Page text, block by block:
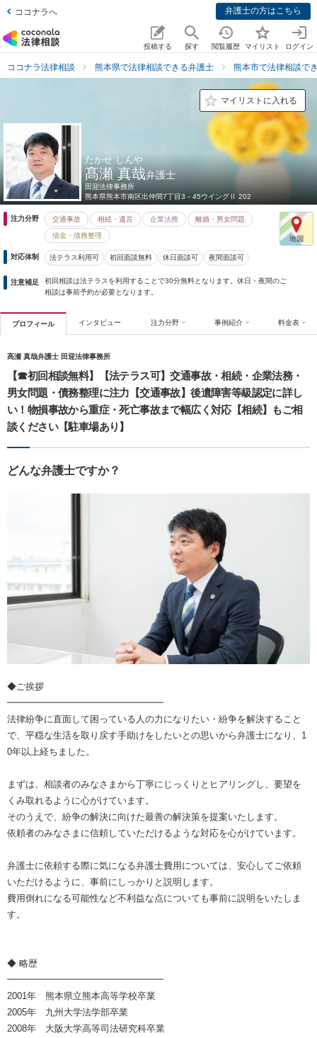
ココナラへ 弁護士の方はこちら
投稿する 探す 閲覧履歴 マイリスト ログイン
ココナラ法律相談 熊本県で法律相談できる弁護士 熊本市で法律相談で
マイリストに入れる
たかせ しんや
髙瀬 真哉弁護士
田迎法律事務所
熊本県熊本市南区出仲間7丁目3－45ウイングⅡ 202
注力分野 交通事故 相続・遺言 企業法務 離婚・男女問題
借金・債務整理
対応体制 法テラス利用可 初回面談無料 休日面談可 夜間面談可
注意補足
初回相談は法テラスを利用することで30分無料となります。休日・夜間のご
相談は事前予約が必要となります。
プロフィール インタビュー 注力分野 事例紹介 料金表
髙瀬 真哉弁護士 田迎法律事務所
【☎︎初回相談無料】【法テラス可】交通事故・相続・企業法務・
男女問題・債務整理に注力【交通事故】後遺障害等級認定に詳し
い！物損事故から重症・死亡事故まで幅広く対応【相続】もご相
談ください【駐車場あり】
どんな弁護士ですか？
◆ご挨拶
━━━━━━━━━━━━━━━━━
法律紛争に直面して困っている人の力になりたい・紛争を解決すること
で、平穏な生活を取り戻す手助けをしたいとの思いから弁護士になり、1
0年以上経ちました。
まずは、相談者のみなさまから丁寧にじっくりとヒアリングし、要望を
くみ取れるように心がけています。
そのうえで、紛争の解決に向けた最善の解決策を提案いたします。
依頼者のみなさまに信頼していただけるような対応を心がけています。
弁護士に依頼する際に気になる弁護士費用については、安心してご依頼
いただけるように、事前にしっかりと説明します。
費用倒れになる可能性など不利益な点についても事前に説明をいたしま
す。
◆ 略歴
━━━━━━━━━━━━━━━━━
2001年 熊本県立熊本高等学校卒業
2005年 九州大学法学部卒業
2008年 大阪大学高等司法研究科卒業